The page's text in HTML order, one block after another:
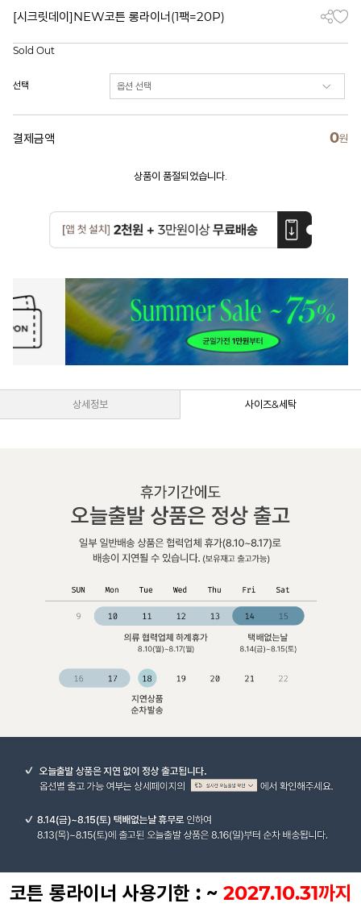
[시크릿데이]NEW코튼 롱라이너(1팩=20P)
Sold Out
선택
결제금액 0원
상품이 품절되었습니다.
상세정보 사이즈&세탁
코튼 롱라이너 사용기한 : ~ 2027.10.31까지